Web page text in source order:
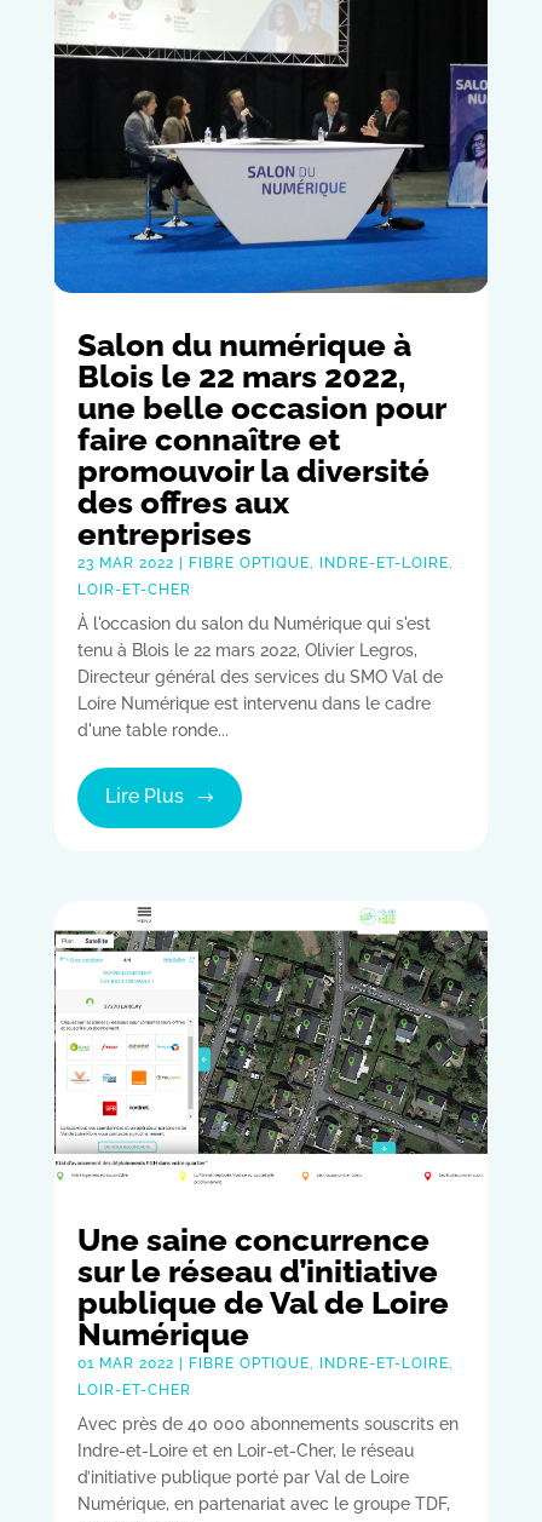
Salon du numérique à
Blois le 22 mars 2022,
une belle occasion pour
faire connaître et
promouvoir la diversité
des offres aux
entreprises
23 MAR 2022 FIBRE OPTIQUE, INDRE-ET-LOIRE,
LOIR-ET-CHER
À l'occasion du salon du Numérique qui s'est
tenu à Blois le 22 mars 2022, Olivier Legros,
Directeur général des services du SMO Val de
Loire Numérique est intervenu dans le cadre
d'une table ronde...
Lire Plus
Une saine concurrence
sur le réseau d’initiative
publique de Val de Loire
Numérique
01 MAR 2022 | FIBRE OPTIQUE, INDRE-ET-LOIRE,
LOIR-ET-CHER
Avec près de 40 000 abonnements souscrits en
Indre-et-Loire et en Loir-et-Cher, le réseau
d’initiative publique porté par Val de Loire
Numérique, en partenariat avec le groupe TDF,